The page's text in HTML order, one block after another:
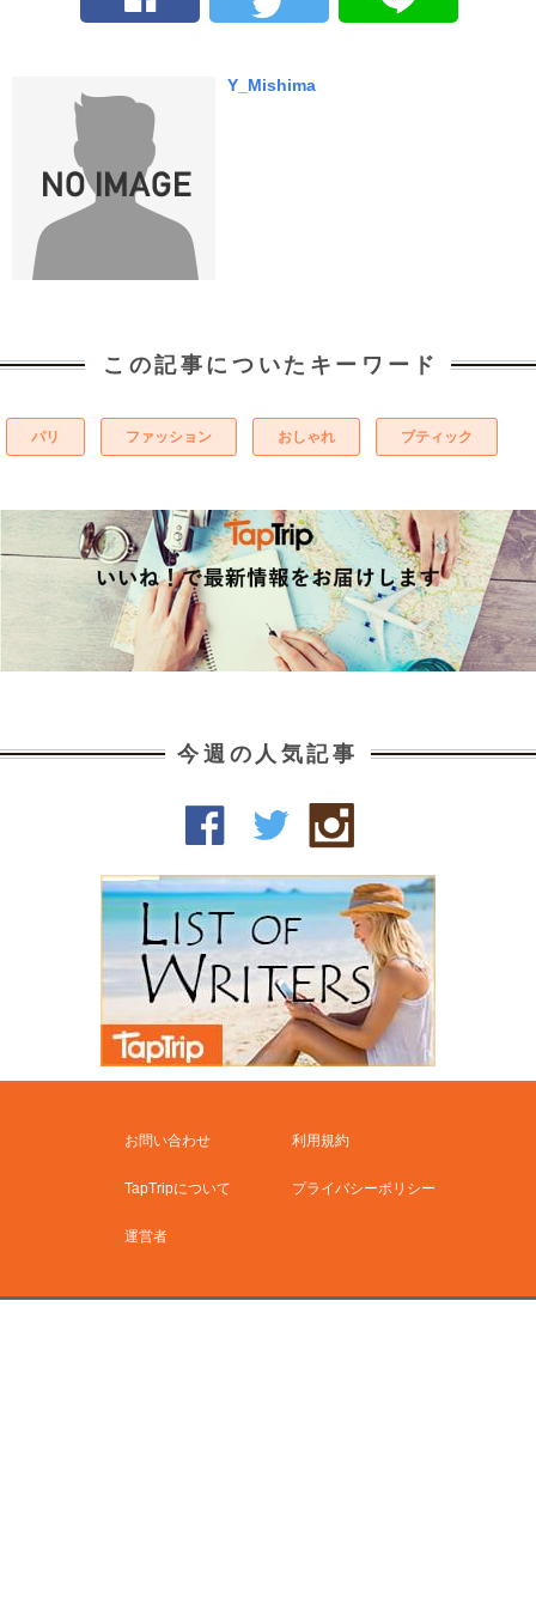
Y_Mishima
この記事についたキーワード
パリ ファッション おしゃれ ブティック
今週の人気記事
お問い合わせ 利用規約
TapTripについて プライバシーポリシー
運営者